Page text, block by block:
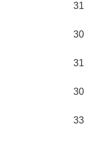
31
30
31
30
33